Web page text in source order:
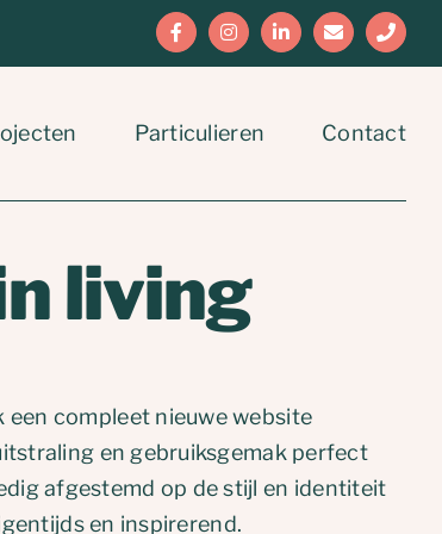
FacebookInstagramLinkedIn
E-
mail
Phone
Particulieren Contact
living
compleet nieuwe website
en gebruiksgemak perfect
afgestemd op de stijl en identiteit
en inspirerend.